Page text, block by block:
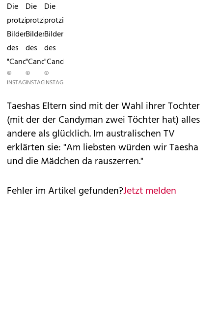
Die
protzigen
Bilder
des
"Candyman"
©
INSTAGRAM
Die
protzigen
Bilder
des
"Candyman"
©
INSTAGRAM
Die
protzigen
Bilder
des
"Candyman"
©
INSTAGRAM
Taeshas Eltern sind mit der Wahl ihrer Tochter
(mit der der Candyman zwei Töchter hat) alles
andere als glücklich. Im australischen TV
erklärten sie: "Am liebsten würden wir Taesha
und die Mädchen da rauszerren."
Fehler im Artikel gefunden?Jetzt melden